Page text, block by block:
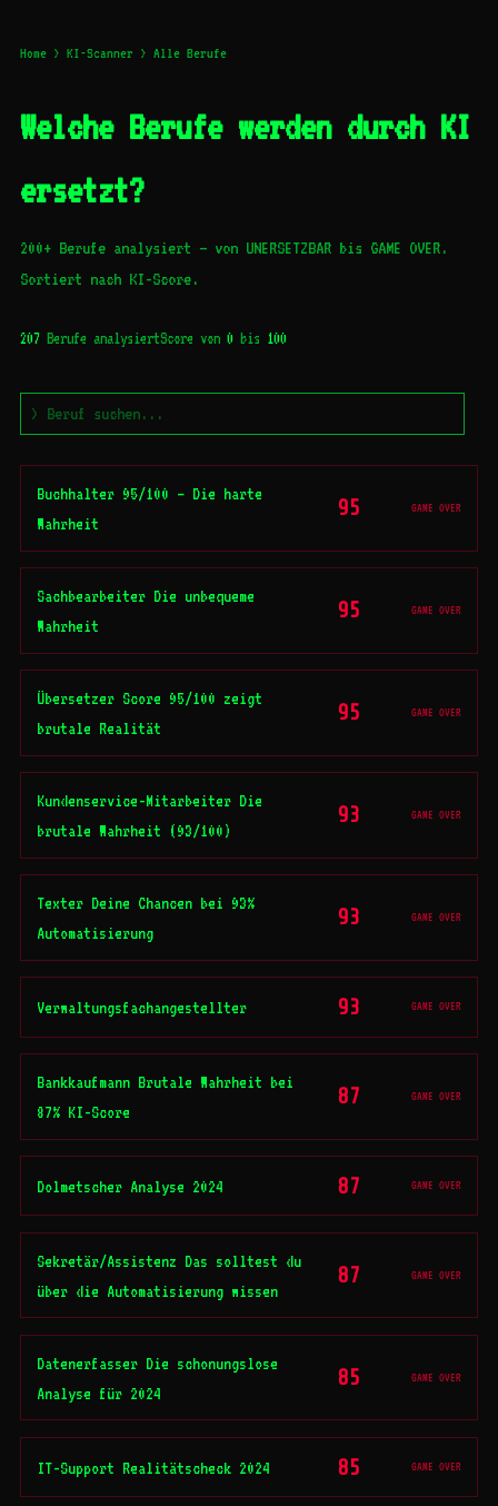
Home > KI-Scanner > Alle Berufe
Welche Berufe werden durch KI
ersetzt?
200+ Berufe analysiert — von UNERSETZBAR bis GAME OVER.
Sortiert nach KI-Score.
207 Berufe analysiertScore von 0 bis 100
Buchhalter 95/100 – Die harte
Wahrheit
95 GAME OVER
Sachbearbeiter Die unbequeme
Wahrheit
95 GAME OVER
Übersetzer Score 95/100 zeigt
brutale Realität
95 GAME OVER
Kundenservice-Mitarbeiter Die
brutale Wahrheit (93/100)
93 GAME OVER
Texter Deine Chancen bei 93%
Automatisierung
93 GAME OVER
Verwaltungsfachangestellter 93 GAME OVER
Bankkaufmann Brutale Wahrheit bei
87% KI-Score
87 GAME OVER
Dolmetscher Analyse 2024 87 GAME OVER
Sekretär/Assistenz Das solltest du
über die Automatisierung wissen
87 GAME OVER
Datenerfasser Die schonungslose
Analyse für 2024
85 GAME OVER
IT-Support Realitätscheck 2024 85 GAME OVER